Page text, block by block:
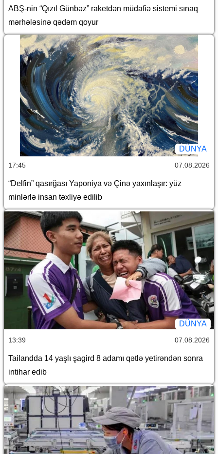
ABŞ-nin “Qızıl Günbəz” raketdən müdafiə sistemi sınaq
mərhələsinə qədəm qoyur
DÜNYA
17:45 07.08.2026
“Delfin” qasırğası Yaponiya və Çinə yaxınlaşır: yüz
minlərlə insan təxliyə edilib
DÜNYA
13:39 07.08.2026
Tailandda 14 yaşlı şagird 8 adamı qətlə yetirəndən sonra
intihar edib